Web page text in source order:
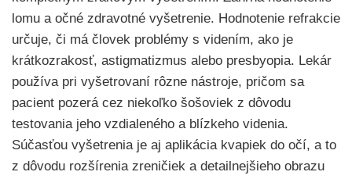
lomu a očné zdravotné vyšetrenie. Hodnotenie refrakcie
určuje, či má človek problémy s videním, ako je
krátkozrakosť, astigmatizmus alebo presbyopia. Lekár
používa pri vyšetrovaní rôzne nástroje, pričom sa
pacient pozerá cez niekoľko šošoviek z dôvodu
testovania jeho vzdialeného a blízkeho videnia.
Súčasťou vyšetrenia je aj aplikácia kvapiek do očí, a to
z dôvodu rozšírenia zreničiek a detailnejšieho obrazu